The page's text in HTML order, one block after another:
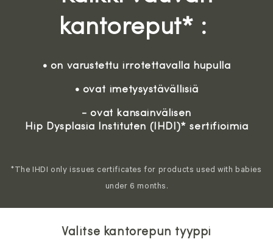
kantoreput* :
• on varustettu irrotettavalla hupulla
• ovat imetysystävällisiä
- ovat kansainvälisen
Hip Dysplasia Instituten (IHDI)* sertifioimia
*The IHDI only issues certificates for products used with babies
under 6 months.
Valitse kantorepun tyyppi